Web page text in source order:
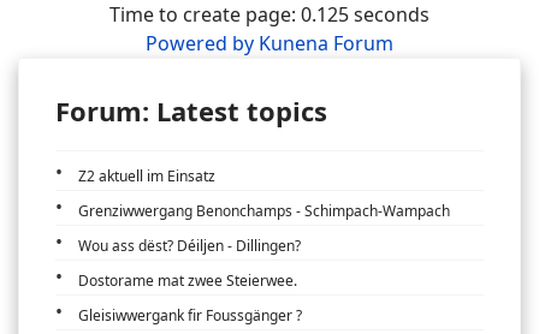
Time to create page: 0.125 seconds
Powered by Kunena Forum
Forum: Latest topics
Z2 aktuell im Einsatz
Grenziwwergang Benonchamps - Schimpach-Wampach
Wou ass dëst? Déiljen - Dillingen?
Dostorame mat zwee Steierwee.
Gleisiwwergank fir Foussgänger ?